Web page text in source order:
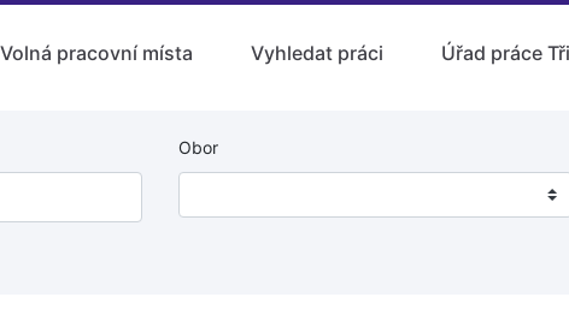
Volná pracovní místa Vyhledat práci Úřad práce
Obor